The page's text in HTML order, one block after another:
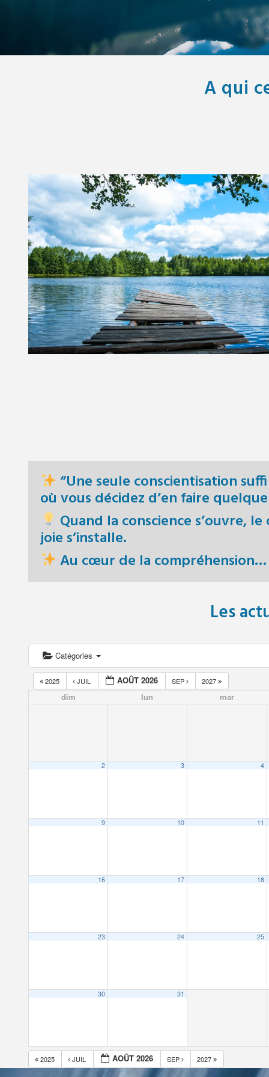
A qui
“Une seule conscientisation
où vous décidez d’en faire
Quand la conscience s’ouvre,
joie s’installe.
Au cœur de la
Les
Catégories
2025 JUIL AOÛT 2026 SEP 2027
dim lun mar
2 3 4
9 10 11
16 17 18
23 24 25
30 31
2025 JUIL AOÛT 2026 SEP 2027